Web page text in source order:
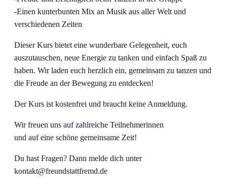
-Einen kunterbunten Mix an Musik aus aller Welt und
verschiedenen Zeiten
Dieser Kurs bietet eine wunderbare Gelegenheit, euch
auszutauschen, neue Energie zu tanken und einfach Spaß zu
haben. Wir laden euch herzlich ein, gemeinsam zu tanzen und
die Freude an der Bewegung zu entdecken!
Der Kurs ist kostenfrei und braucht keine Anmeldung.
Wir freuen uns auf zahlreiche Teilnehmerinnen
und auf eine schöne gemeinsame Zeit!
Du hast Fragen? Dann melde dich unter
kontakt@freundstattfremd.de